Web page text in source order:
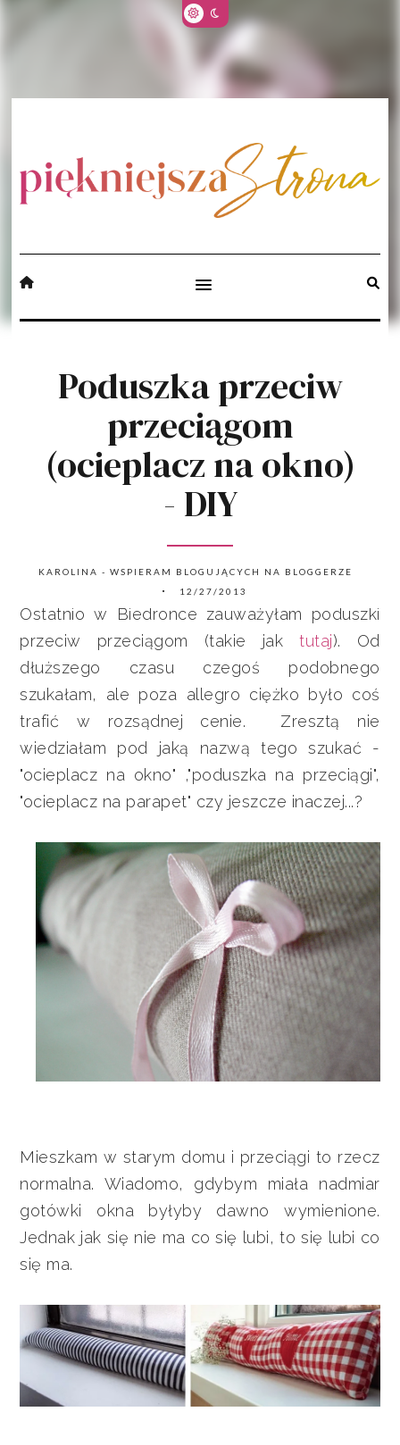
Poduszka przeciw
przeciągom
(ocieplacz na okno)
- DIY
KAROLINA - WSPIERAM BLOGUJĄCYCH NA BLOGGERZE
12/27/2013
Ostatnio w Biedronce zauważyłam poduszki
przeciw przeciągom (takie jaktutaj). Od
dłuższego czasu czegoś podobnego
szukałam, ale poza allegro ciężko było coś
trafić w rozsądnej cenie. Zresztą nie
wiedziałam pod jaką nazwą tego szukać -
"ocieplacz na okno" ,"poduszka na przeciągi",
"ocieplacz na parapet" czy jeszcze inaczej...?
Mieszkam w starym domu i przeciągi to rzecz
normalna. Wiadomo, gdybym miała nadmiar
gotówki okna byłyby dawno wymienione.
Jednak jak się nie ma co się lubi, to się lubi co
się ma.